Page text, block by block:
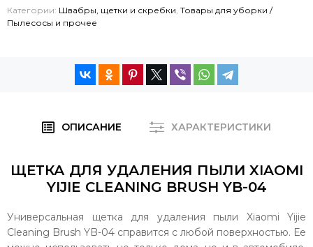
Категории: Швабры, щетки и скребки, Товары для уборки /
Пылесосы и прочее
ОПИСАНИЕ ХАРАКТЕРИСТИКИ
ЩЕТКА ДЛЯ УДАЛЕНИЯ ПЫЛИ XIAOMI
YIJIE CLEANING BRUSH YB-04
Универсальная щетка для удаления пыли Xiaomi Yijie
Cleaning Brush YB-04 справится с любой поверхностью. Ее